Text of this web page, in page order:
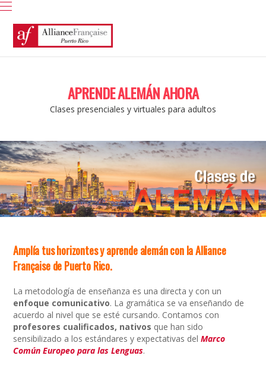
APRENDE ALEMÁN AHORA
Clases presenciales y virtuales para adultos
Amplía tus horizontes y aprende alemán con la Alliance
Française de Puerto Rico.
La metodología de enseñanza es una directa y con un
enfoque comunicativo. La gramática se va enseñando de
acuerdo al nivel que se esté cursando. Contamos con
profesores cualificados, nativos que han sido
sensibilizado a los estándares y expectativas delMarco
Común Europeo para las Lenguas.